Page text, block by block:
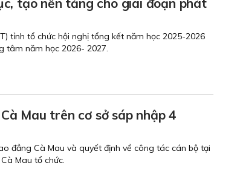
tỉnh tổ chức hội nghị tổng kết năm học 2025-2026
tâm năm học 2026- 2027.
Mau trên cơ sở sáp nhập 4
đẳng Cà Mau và quyết định về công tác cán bộ tại
Mau tổ chức.